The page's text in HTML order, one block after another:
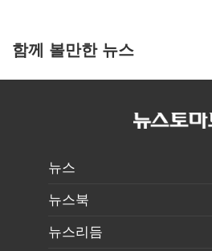
함께 볼만한 뉴스
뉴스
뉴스북
뉴스리듬